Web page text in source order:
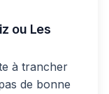
ou Les
à trancher
de bonne